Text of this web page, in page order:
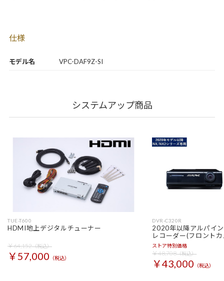
モデル名 VPC-DAF9Z-SI
仕様
システムアップ商品
TUE-T600
HDMI地上デジタルチューナー
￥64,152（税込）
￥57,000 （税込）
DVR-C320R
2020年以降アルパイ
レコーダー(フロント
ストア特別価格
￥48,708（税込）
￥43,000 （税込）